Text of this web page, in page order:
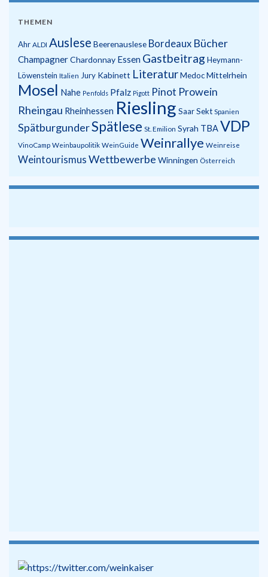
THEMEN
Ahr ALDI Auslese Beerenauslese Bordeaux Bücher
ChampagnerChardonnay Essen Gastbeitrag Heymann-
Löwenstein Italien Jury Kabinett LiteraturMedocMittelrhein
Mosel Nahe Penfolds Pfalz Pigott Pinot Prowein
Rheingau Rheinhessen Riesling SaarSekt Spanien
SpätburgunderSpätlese St. Emilion Syrah TBAVDP
VinoCamp Weinbaupolitik WeinGuide Weinrallye Weinreise
Weintourismus Wettbewerbe Winningen Österreich